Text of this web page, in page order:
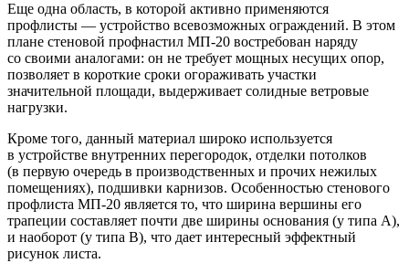
Еще одна область, в которой активно применяются
профлисты — устройство всевозможных ограждений. В этом
плане стеновой профнастил МП-20 востребован наряду
со своими аналогами: он не требует мощных несущих опор,
позволяет в короткие сроки огораживать участки
значительной площади, выдерживает солидные ветровые
нагрузки.
Кроме того, данный материал широко используется
в устройстве внутренних перегородок, отделки потолков
(в первую очередь в производственных и прочих нежилых
помещениях), подшивки карнизов. Особенностью стенового
профлиста МП-20 является то, что ширина вершины его
трапеции составляет почти две ширины основания (у типа A),
и наоборот (у типа B), что дает интересный эффектный
рисунок листа.